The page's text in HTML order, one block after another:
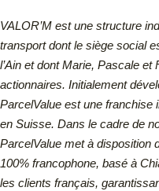
VALOR’M est une structure
transport dont le siège social
l’Ain et dont Marie, Pascale
actionnaires. Initialement
ParcelValue est une franchise
en Suisse. Dans le cadre de
ParcelValue met à disposition
100% francophone, basé à
les clients français,